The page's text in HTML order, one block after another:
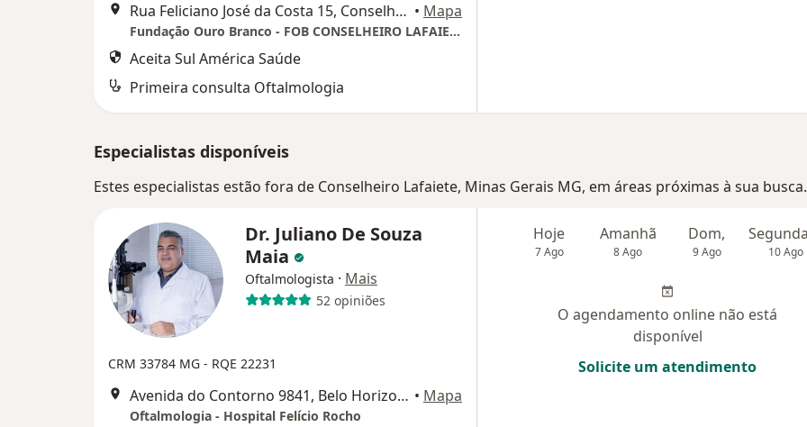
Rua Feliciano José da Costa 15, Conselheiro Lafaiete • Mapa
Fundação Ouro Branco - FOB CONSELHEIRO LAFAIETE
Aceita Sul América Saúde
Primeira consulta Oftalmologia
Especialistas disponíveis
Estes especialistas estão fora de Conselheiro Lafaiete, Minas Gerais MG, em áreas próximas à sua busca.
Dr. Juliano De Souza
Maia
Oftalmologista · Mais
52 opiniões
CRM 33784 MG - RQE 22231
Avenida do Contorno 9841, Belo Horizonte • Mapa
Oftalmologia - Hospital Felício Rocho
Hoje
7 Ago
Amanhã
8 Ago
Dom,
9 Ago 10 Ago
O agendamento online não está
disponível
Solicite um atendimento